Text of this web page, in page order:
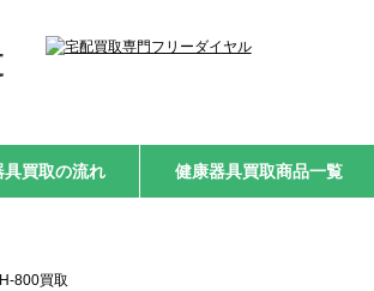
具買取の流れ 健康器具買取商品一覧
800買取